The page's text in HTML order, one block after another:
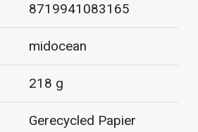
8719941083165
midocean
218 g
Gerecycled Papier